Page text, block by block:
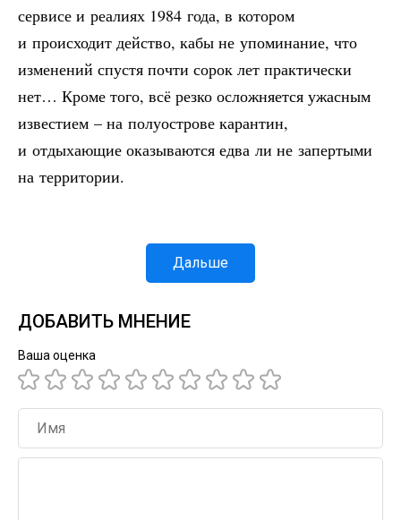
сервисе и реалиях 1984 года, в котором
и происходит действо, кабы не упоминание, что
изменений спустя почти сорок лет практически
нет… Кроме того, всё резко осложняется ужасным
известием – на полуострове карантин,
и отдыхающие оказываются едва ли не запертыми
на территории.
Дальше
ДОБАВИТЬ МНЕНИЕ
Ваша оценка